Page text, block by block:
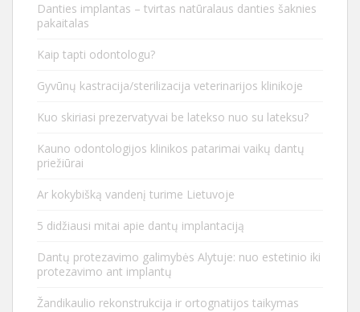
Danties implantas – tvirtas natūralaus danties šaknies
pakaitalas
Kaip tapti odontologu?
Gyvūnų kastracija/sterilizacija veterinarijos klinikoje
Kuo skiriasi prezervatyvai be latekso nuo su lateksu?
Kauno odontologijos klinikos patarimai vaikų dantų
priežiūrai
Ar kokybišką vandenį turime Lietuvoje
5 didžiausi mitai apie dantų implantaciją
Dantų protezavimo galimybės Alytuje: nuo estetinio iki
protezavimo ant implantų
Žandikaulio rekonstrukcija ir ortognatijos taikymas